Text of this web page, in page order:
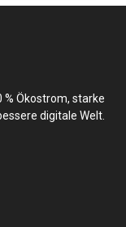
Ökostrom, starke
digitale Welt.